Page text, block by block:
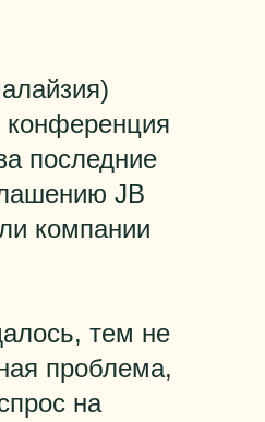
последние
JB
компании
тем не
проблема,
на